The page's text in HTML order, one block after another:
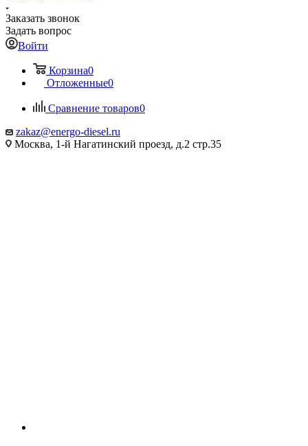
Заказать звонок
Задать вопрос
Войти
Корзина0
Отложенные0
Сравнение товаров0
zakaz@energo-diesel.ru
Москва, 1-й Нагатинский проезд, д.2 стр.35